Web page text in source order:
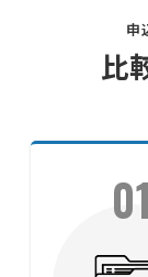
申
比
01